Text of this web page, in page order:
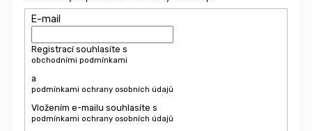
E-mail
Registrací souhlasíte s
obchodními podmínkami
a
podmínkami ochrany osobních údajů
Vložením e-mailu souhlasíte s
podmínkami ochrany osobních údajů